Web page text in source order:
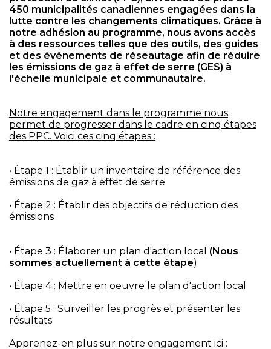
450 municipalités canadiennes engagées dans la
lutte contre les changements climatiques. Grâce à
notre adhésion au programme, nous avons accès
à des ressources telles que des outils, des guides
et des événements de réseautage afin de réduire
les émissions de gaz à effet de serre (GES) à
l'échelle municipale et communautaire.
Notre engagement dans le programme nous
permet de progresser dans le cadre en cinq étapes
des PPC. Voici ces cinq étapes :
• Étape 1 : Établir un inventaire de référence des
émissions de gaz à effet de serre
• Étape 2 : Établir des objectifs de réduction des
émissions
• Étape 3 : Élaborer un plan d'action local (Nous
sommes actuellement à cette étape)
• Étape 4 : Mettre en oeuvre le plan d'action local
• Étape 5 : Surveiller les progrès et présenter les
résultats
Apprenez-en plus sur notre engagement ici :